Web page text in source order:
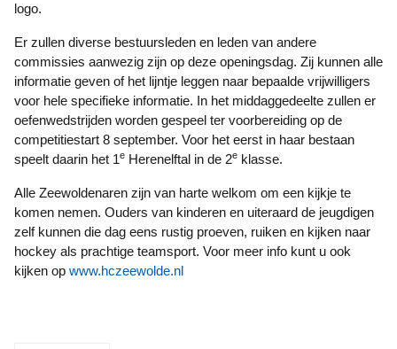
logo.
Er zullen diverse bestuursleden en leden van andere
commissies aanwezig zijn op deze openingsdag. Zij kunnen alle
informatie geven of het lijntje leggen naar bepaalde vrijwilligers
voor hele specifieke informatie. In het middaggedeelte zullen er
oefenwedstrijden worden gespeel ter voorbereiding op de
competitiestart 8 september. Voor het eerst in haar bestaan
speelt daarin het 1e Herenelftal in de 2e klasse.
Alle Zeewoldenaren zijn van harte welkom om een kijkje te
komen nemen. Ouders van kinderen en uiteraard de jeugdigen
zelf kunnen die dag eens rustig proeven, ruiken en kijken naar
hockey als prachtige teamsport. Voor meer info kunt u ook
kijken op www.hczeewolde.nl